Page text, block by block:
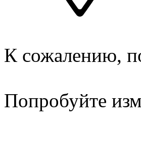
К сожалению,
Попробуйте